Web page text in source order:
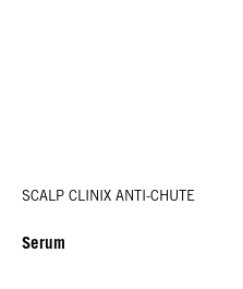
SCALP CLINIX ANTI-CHUTE
Serum